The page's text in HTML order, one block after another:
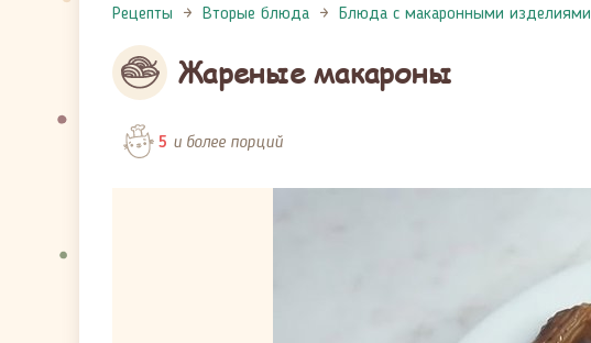
Рецепты Вторые блюда Блюда с макаронными изделиями
Жареные макароны
5 и более порций